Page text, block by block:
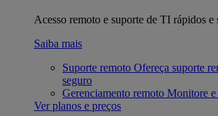
Acesso remoto e suporte de TI rápidos e
Saiba mais
Suporte remoto Ofereça suporte
seguro
Gerenciamento remoto Monitore e
Ver planos e preços